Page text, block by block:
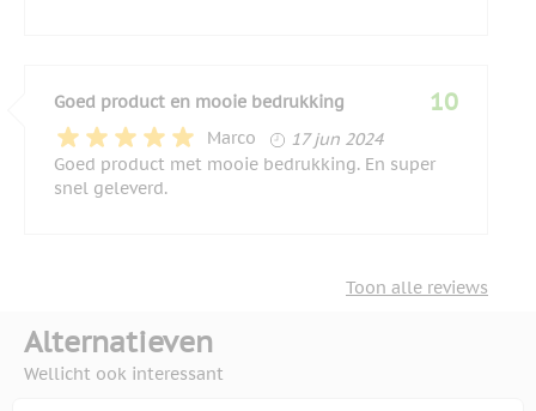
Goed product en mooie bedrukking
Marco
17 juni 2024
17 jun 2024
10
Goed product met mooie bedrukking. En super
snel geleverd.
Toon alle reviews
Alternatieven
Wellicht ook interessant